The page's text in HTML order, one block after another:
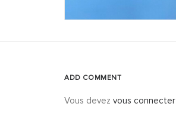
ADD COMMENT
Vous devez vous connecter